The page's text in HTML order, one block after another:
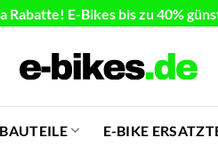
Rabatte! E-Bikes bis zu 40%
E-BIKE